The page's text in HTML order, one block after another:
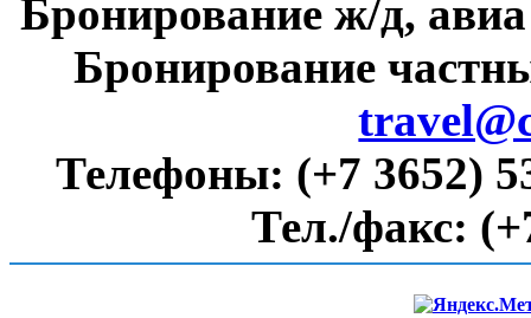
Бронирование ж/д,
Бронирование
Телефоны: (+7 3652)
Тел./факс: